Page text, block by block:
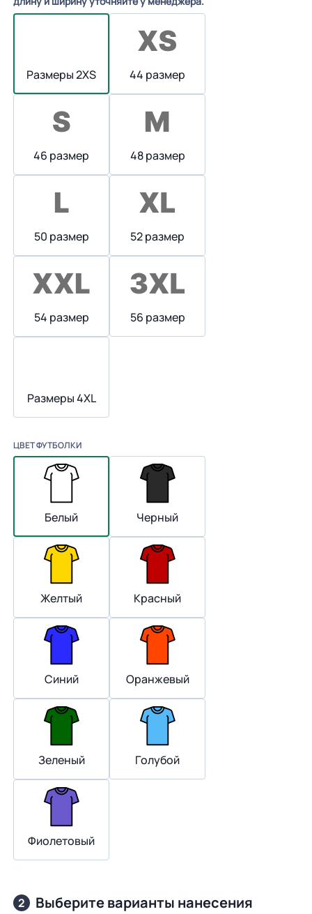
Размеры 2XS 44 размер
46 размер 48 размер
50 размер 52 размер
54 размер 56 размер
Размеры 4XL
ЦВЕТ ФУТБОЛКИ
Белый Черный
Желтый Красный
Синий Оранжевый
Зеленый Голубой
Фиолетовый
2 Выберите варианты нанесения